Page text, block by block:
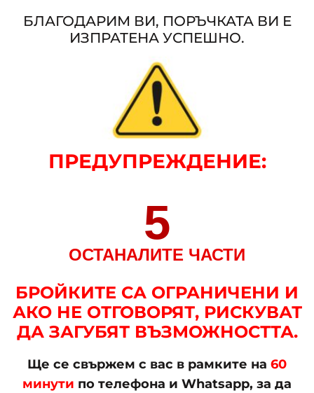
БЛАГОДАРИМ ВИ, ПОРЪЧКАТА ВИ Е
ИЗПРАТЕНА УСПЕШНО.
ПРЕДУПРЕЖДЕНИЕ:
ОСТАНАЛИТЕ ЧАСТИ
5
БРОЙКИТЕ СА ОГРАНИЧЕНИ И
АКО НЕ ОТГОВОРЯТ, РИСКУВАТ
ДА ЗАГУБЯТ ВЪЗМОЖНОСТТА.
Ще се свържем с вас в рамките на 60
минути по телефона и Whatsapp, за да